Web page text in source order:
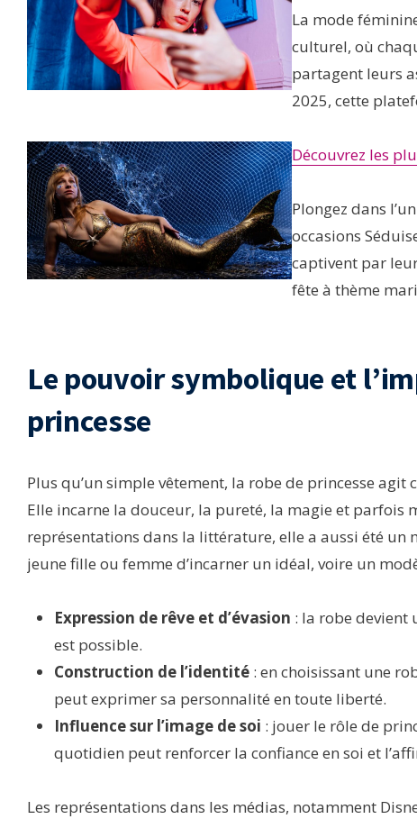
La mode
culturel, où
partagent leurs
2025, cette
Découvrez les
Plongez dans
occasions
captivent par
fête à thème
Le pouvoir symbolique et
princesse
Plus qu’un simple vêtement, la robe de princesse
Elle incarne la douceur, la pureté, la magie et parfois
représentations dans la littérature, elle a aussi été
jeune fille ou femme d’incarner un idéal, voire un
Expression de rêve et d’évasion : la robe devient
est possible.
Construction de l’identité : en choisissant une
peut exprimer sa personnalité en toute liberté.
Influence sur l’image de soi : jouer le rôle de
quotidien peut renforcer la confiance en soi et
Les représentations dans les médias, notamment